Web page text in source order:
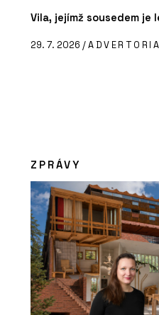
Vila, jejímž sousedem je
29. 7. 2026 /
ZPRÁVY